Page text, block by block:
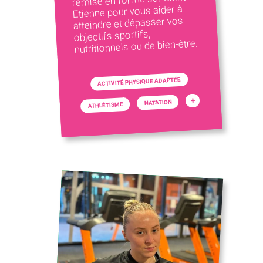
Etienne pour vous aider à
atteindre et dépasser vos
objectifs sportifs,
nutritionnels ou de bien-être.
ACTIVITÉ PHYSIQUE ADAPTÉE
ATHLÉTISME NATATION +